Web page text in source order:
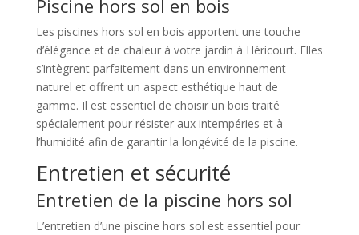
Piscine hors sol en bois
Les piscines hors sol en bois apportent une touche
d’élégance et de chaleur à votre jardin à Héricourt. Elles
s’intègrent parfaitement dans un environnement
naturel et offrent un aspect esthétique haut de
gamme. Il est essentiel de choisir un bois traité
spécialement pour résister aux intempéries et à
l’humidité afin de garantir la longévité de la piscine.
Entretien et sécurité
Entretien de la piscine hors sol
L’entretien d’une piscine hors sol est essentiel pour